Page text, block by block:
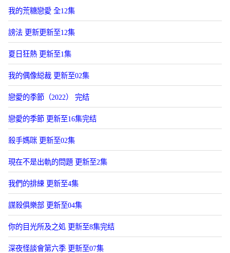
我的荒糖戀愛 全12集
謗法 更新更新至12集
夏日狂熱 更新至1集
我的偶像縂裁 更新至02集
戀愛的季節（2022） 完结
戀愛的季節 更新至16集完结
殺手媽咪 更新至02集
現在不是出軌的問題 更新至2集
我們的排練 更新至4集
謀殺俱樂部 更新至04集
你的目光所及之処 更新至8集完结
深夜怪談會第六季 更新至07集